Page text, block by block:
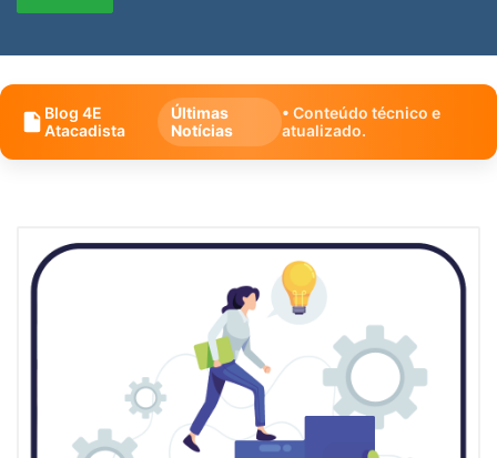
Blog 4E
Atacadista
Últimas
Notícias
• Conteúdo técnico e
atualizado.